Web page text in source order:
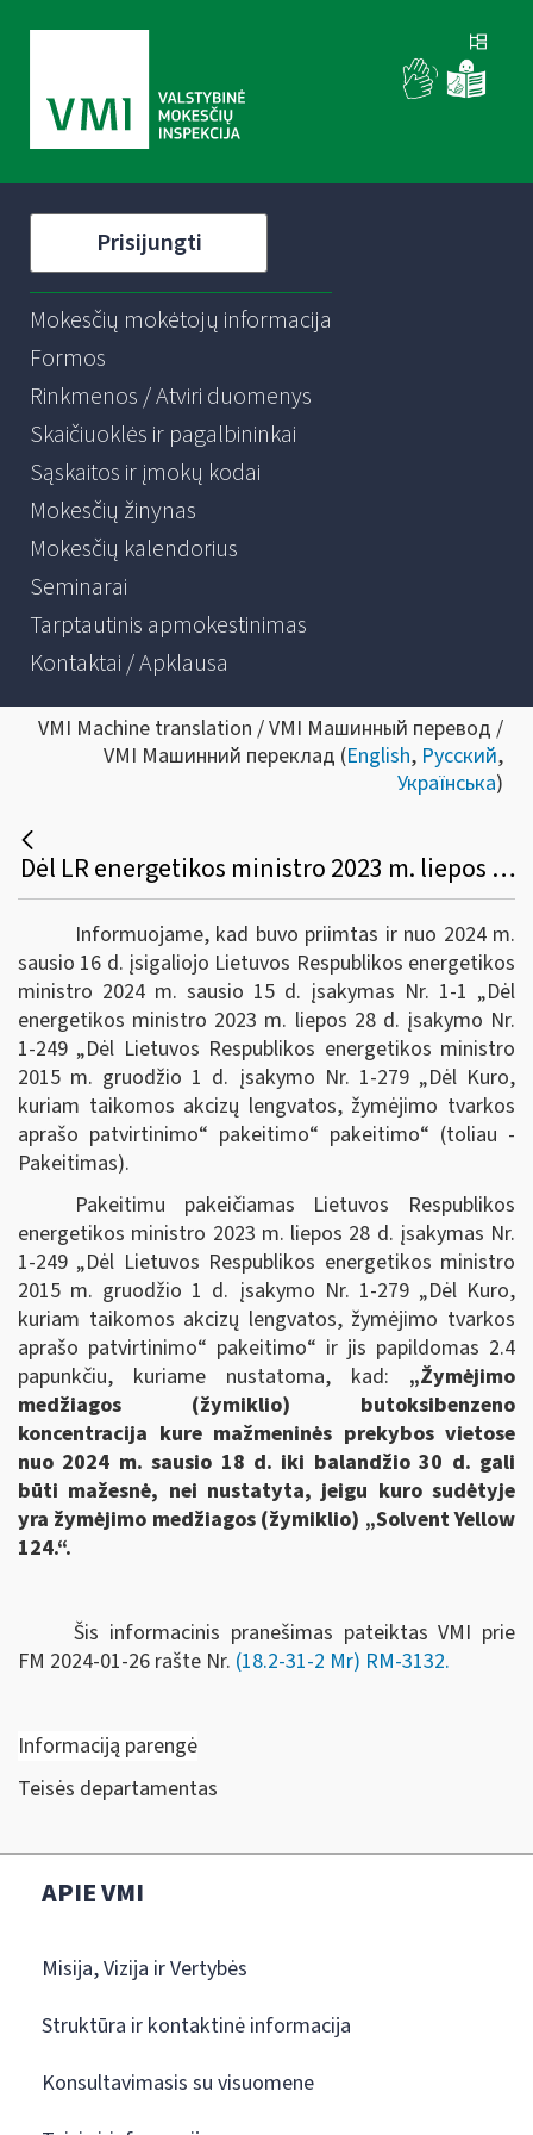
Prisijungti
Mokesčių mokėtojų informacija
Formos
Rinkmenos / Atviri duomenys
Skaičiuoklės ir pagalbininkai
Sąskaitos ir įmokų kodai
Mokesčių žinynas
Mokesčių kalendorius
Seminarai
Tarptautinis apmokestinimas
Kontaktai / Apklausa
VMI Machine translation / VMI Машинный перевод /
VMI Машинний переклад (English, Русский,
Українська)
Dėl LR energetikos ministro 2023 m. liepos 28 d. įsakymo Nr. 1-249 pakeitimo
Informuojame, kad buvo priimtas ir nuo 2024 m.
sausio 16 d. įsigaliojo Lietuvos Respublikos energetikos
ministro 2024 m. sausio 15 d. įsakymas Nr. 1-1 „Dėl
energetikos ministro 2023 m. liepos 28 d. įsakymo Nr.
1-249 „Dėl Lietuvos Respublikos energetikos ministro
2015 m. gruodžio 1 d. įsakymo Nr. 1-279 „Dėl Kuro,
kuriam taikomos akcizų lengvatos, žymėjimo tvarkos
aprašo patvirtinimo“ pakeitimo“ pakeitimo“ (toliau -
Pakeitimas).
Pakeitimu pakeičiamas Lietuvos Respublikos
energetikos ministro 2023 m. liepos 28 d. įsakymas Nr.
1-249 „Dėl Lietuvos Respublikos energetikos ministro
2015 m. gruodžio 1 d. įsakymo Nr. 1-279 „Dėl Kuro,
kuriam taikomos akcizų lengvatos, žymėjimo tvarkos
aprašo patvirtinimo“ pakeitimo“ ir jis papildomas 2.4
papunkčiu, kuriame nustatoma, kad: „Žymėjimo
medžiagos (žymiklio) butoksibenzeno
koncentracija kure mažmeninės prekybos vietose
nuo 2024 m. sausio 18 d. iki balandžio 30 d. gali
būti mažesnė, nei nustatyta, jeigu kuro sudėtyje
yra žymėjimo medžiagos (žymiklio) „Solvent Yellow
124.“.
Šis informacinis pranešimas pateiktas VMI prie
FM 2024-01-26 rašte Nr. (18.2-31-2 Mr) RM-3132.
Informaciją parengė
Teisės departamentas
APIE VMI
Misija, Vizija ir Vertybės
Struktūra ir kontaktinė informacija
Konsultavimasis su visuomene